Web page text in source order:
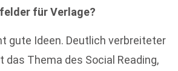
für Verlage?
gute Ideen. Deutlich verbreiteter
das Thema des Social Reading,